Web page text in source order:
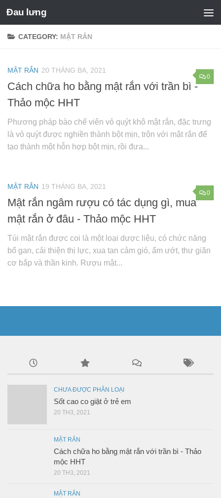
Đau lưng
CATEGORY: MẬT RẮN
0
MẬT RẮN 20 THÁNG BA, 2021
Cách chữa ho bằng mật rắn với trần bì -
Thảo mộc HHT
Phương pháp bào chế viên vỏ quýt khô mật rắn, đặc trưng
là vỏ quýt được nghiền thành bột mịn, trộn với mật rắn để
tạo thành một hỗn hợp bột mịn, rồi đưa...
0
MẬT RẮN 19 THÁNG BA, 2021
Mật rắn ngâm rượu có tác dụng gì, mua
mật rắn ở đâu - Thảo mộc HHT
Túi mật rắn được coi là một loại dược liệu, có chức năng
bổ gan, cải thiện thị lực, xua tan cảm gió, ẩm ướt, thư giãn
cơ bắp và thần kinh. Rượu mật...
CHƯA ĐƯỢC PHÂN LOẠI
Sốt cao co giật ở trẻ em
20 TH3, 2021
MẬT RẮN
Cách chữa ho bằng mật rắn với trần bì - Thảo
mộc HHT
20 TH3, 2021
MẬT RẮN